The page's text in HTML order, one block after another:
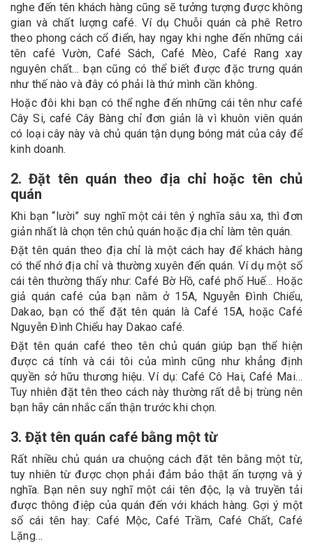
nghe đến tên khách hàng cũng sẽ tưởng tượng được không
gian và chất lượng café. Ví dụ Chuỗi quán cà phê Retro
theo phong cách cổ điển, hay ngay khi nghe đến những cái
tên café Vườn, Café Sách, Café Mèo, Café Rang xay
nguyên chất… bạn cũng có thể biết được đặc trưng quán
như thế nào và đây có phải là thứ mình cần không.
Hoặc đôi khi bạn có thể nghe đến những cái tên như café
Cây Si, café Cây Bàng chỉ đơn giản là vì khuôn viên quán
có loại cây này và chủ quán tận dụng bóng mát của cây để
kinh doanh.
2. Đặt tên quán theo địa chỉ hoặc tên chủ
quán
Khi bạn “lười” suy nghĩ một cái tên ý nghĩa sâu xa, thì đơn
giản nhất là chọn tên chủ quán hoặc địa chỉ làm tên quán.
Đặt tên quán theo địa chỉ là một cách hay để khách hàng
có thể nhớ địa chỉ và thường xuyên đến quán. Ví dụ một số
cái tên thường thấy như: Café Bờ Hồ, café phố Huế… Hoặc
giả quán café của bạn nằm ở 15A, Nguyễn Đình Chiểu,
Dakao, bạn có thể đặt tên quán là Café 15A, hoặc Café
Nguyễn Đình Chiểu hay Dakao café.
Đặt tên quán café theo tên chủ quán giúp bạn thể hiện
được cá tính và cái tôi của mình cũng như khẳng định
quyền sở hữu thương hiệu. Ví dụ: Café Cô Hai, Café Mai…
Tuy nhiên đặt tên theo cách này thường rất dễ bị trùng nên
bạn hãy cân nhắc cẩn thận trước khi chọn.
3. Đặt tên quán café bằng một từ
Rất nhiều chủ quán ưa chuộng cách đặt tên bằng một từ,
tuy nhiên từ được chọn phải đảm bảo thật ấn tượng và ý
nghĩa. Bạn nên suy nghĩ một cái tên độc, lạ và truyền tải
được thông điệp của quán đến với khách hàng. Gợi ý một
số cái tên hay: Café Mộc, Café Trầm, Café Chất, Café
Lặng…